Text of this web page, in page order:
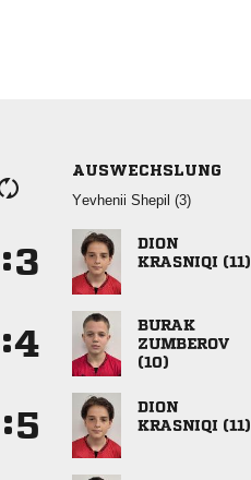
AUSWECHSLUNG
  
:

 
:



:

 